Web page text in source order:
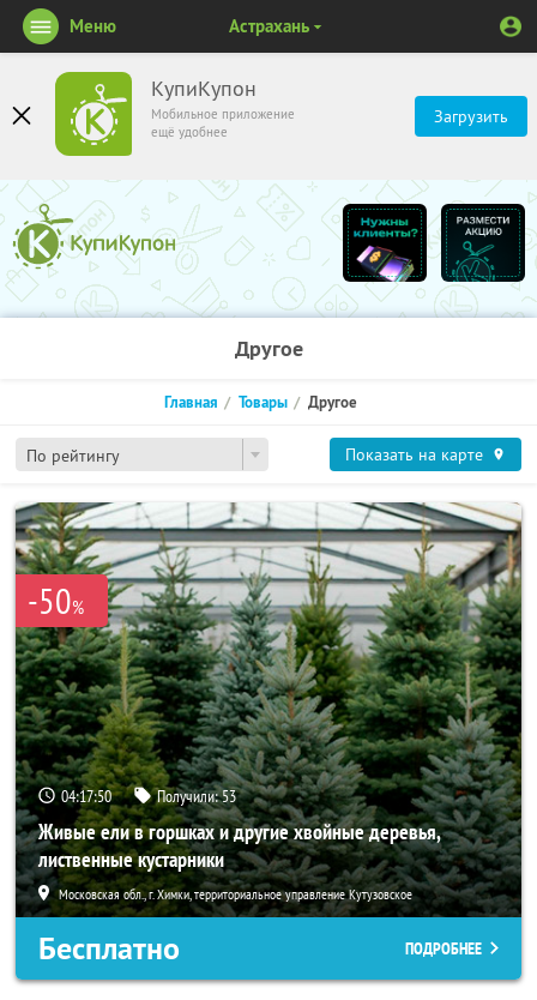
КупиКупон
Мобильное приложение
ещё удобнее
Загрузить
Меню Астрахань
Другое
По рейтингу
Главная Товары Другое
Показать на карте
-50%
04:17:49 Получили:53
Живые ели в горшках и другие хвойные деревья,
лиственные кустарники
Московская обл., г. Химки, территориальное управление Кутузовское
Бесплатно ПОДРОБНЕЕ